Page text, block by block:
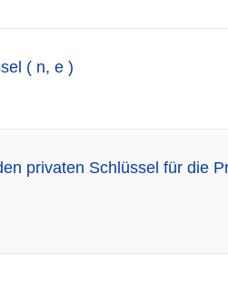
( n, e )
privaten Schlüssel für die